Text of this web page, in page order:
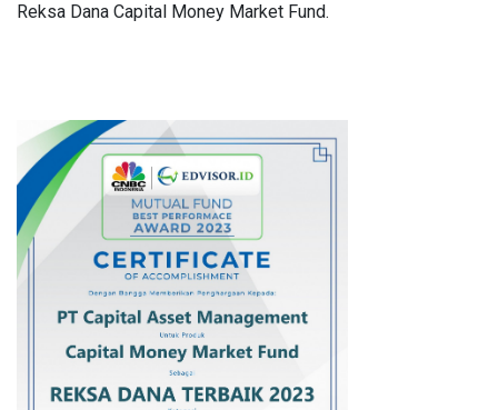
Reksa Dana Capital Money Market Fund.